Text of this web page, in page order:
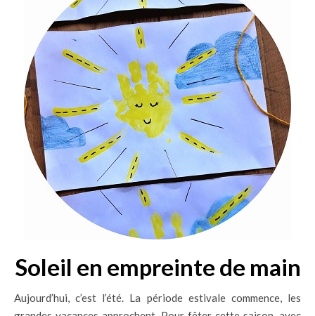
Soleil en empreinte de main
Aujourd’hui, c’est l’été. La période estivale commence, les